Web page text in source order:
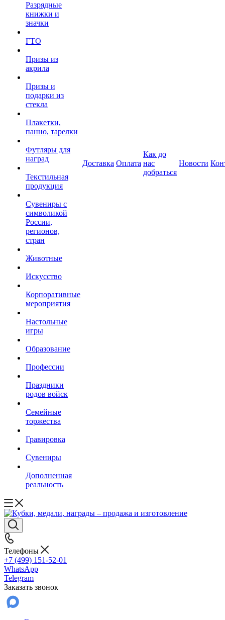
Разрядные
книжки и
значки
ГТО
Призы из
акрила
Призы и
подарки из
стекла
Плакетки,
панно, тарелки
Футляры для
наград
Текстильная
продукция
Сувениры с
символикой
России,
регионов,
стран
Животные
Искусство
Корпоративные
мероприятия
Настольные
игры
Образование
Профессии
Праздники
родов войск
Семейные
торжества
Гравировка
Сувениры
Дополненная
реальность
Доставка Оплата
Как до
нас
добраться
Новости
Телефоны
+7 (499) 151-52-01
WhatsApp
Telegram
Заказать звонок